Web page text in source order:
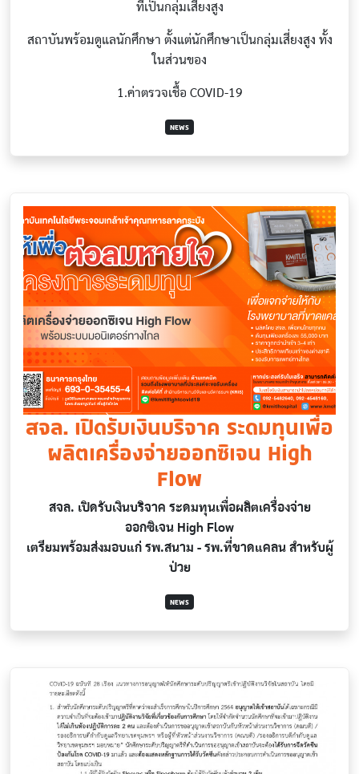
ที่เป็นกลุ่มเสี่ยงสูง
สถาบันพร้อมดูแลนักศึกษา ตั้งแต่นักศึกษาเป็นกลุ่มเสี่ยงสูง ทั้ง
ในส่วนของ
1.ค่าตรวจเชื้อ COVID-19
NEWS
สจล. เปิดรับเงินบริจาค ระดมทุนเพื่อ
ผลิตเครื่องจ่ายออกซิเจน High
Flow
สจล. เปิดรับเงินบริจาค ระดมทุนเพื่อผลิตเครื่องจ่าย
ออกซิเจน High Flow
เตรียมพร้อมส่งมอบแก่ รพ.สนาม - รพ.ที่ขาดแคลน สำหรับผู้
ป่วย
NEWS